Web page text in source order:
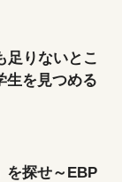
足りないとこ
生を見つめる
を探せ～EBP